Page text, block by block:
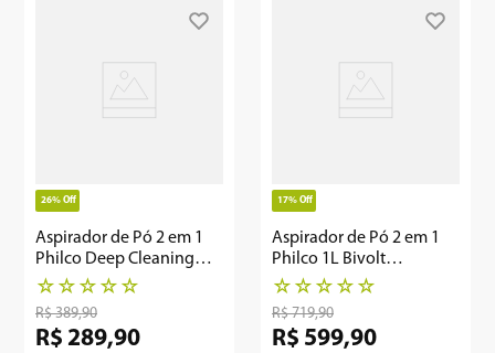
26% Off
Aspirador de Pó 2 em 1
Philco Deep Cleaning
1600W PAS31
☆ ☆ ☆ ☆ ☆
R$ 389,90
R$ 289,90
17% Off
Aspirador de Pó 2 em 1
Philco 1L Bivolt
Automático PAS56
☆ ☆ ☆ ☆ ☆
R$ 719,90
R$ 599,90